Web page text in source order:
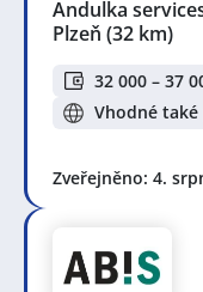
Andulka
Plzeň (32 km)
32 000 – 37
Vhodné
Zveřejněno: 4.